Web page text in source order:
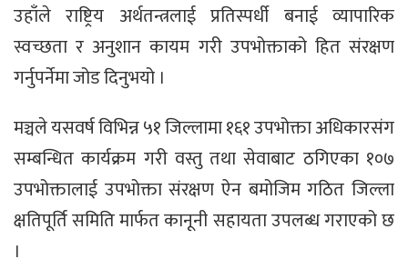
उहाँले राष्ट्रिय अर्थतन्त्रलाई प्रतिस्पर्धी बनाई व्यापारिक
स्वच्छता र अनुशान कायम गरी उपभोक्ताको हित संरक्षण
गर्नुपर्नेमा जोड दिनुभयो ।
मञ्चले यसवर्ष विभिन्न ५१ जिल्लामा १६१ उपभोक्ता अधिकारसंग
सम्बन्धित कार्यक्रम गरी वस्तु तथा सेवाबाट ठगिएका १०७
उपभोक्तालाई उपभोक्ता संरक्षण ऐन बमोजिम गठित जिल्ला
क्षतिपूर्ति समिति मार्फत कानूनी सहायता उपलब्ध गराएको छ
।